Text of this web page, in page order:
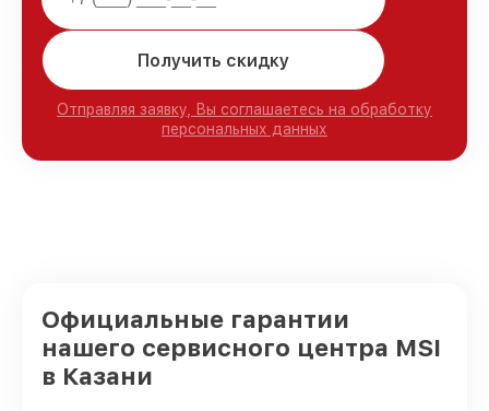
Получить скидку
Отправляя заявку, Вы соглашаетесь на обработку
персональных данных
Официальные гарантии
нашего сервисного центра MSI
в Казани